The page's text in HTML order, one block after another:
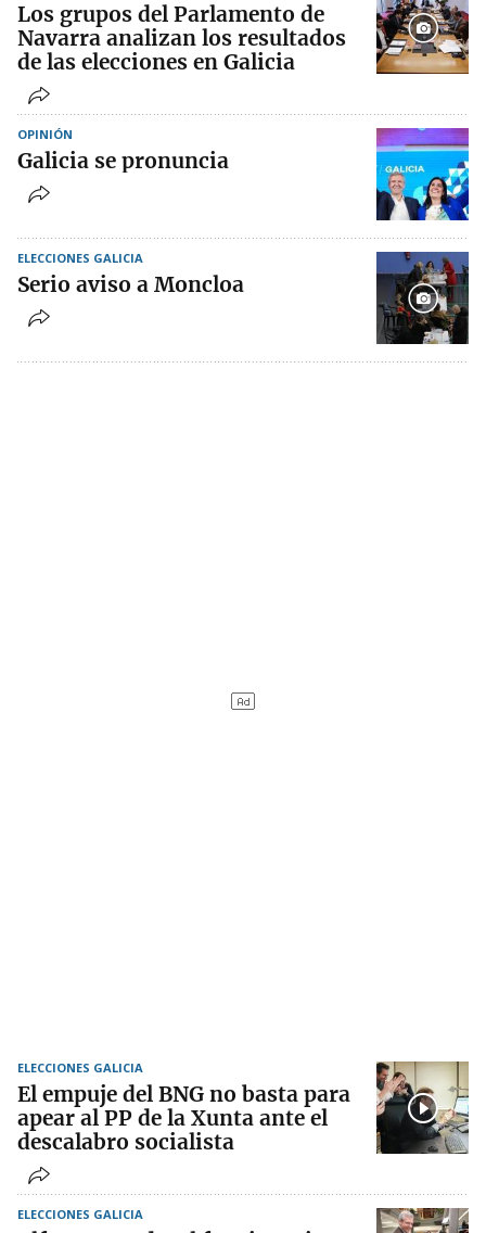
Los grupos del Parlamento de
Navarra analizan los resultados
de las elecciones en Galicia
OPINIÓN
Galicia se pronuncia
ELECCIONES GALICIA
Serio aviso a Moncloa
ELECCIONES GALICIA
El empuje del BNG no basta para
apear al PP de la Xunta ante el
descalabro socialista
ELECCIONES GALICIA